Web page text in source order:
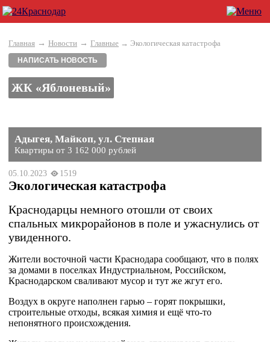
Главная → Новости → Главные → Экологическая катастрофа
НАПИСАТЬ НОВОСТЬ
ЖК «Яблоневый»
Адыгея, Майкоп, ул. Степная
Квартиры от 3 162 000 рублей
05.10.2023 1519
Экологическая катастрофа
Краснодарцы немного отошли от своих
спальных микрорайонов в поле и ужаснулись от
увиденного.
Жители восточной части Краснодара сообщают, что в полях
за домами в поселках Индустриальном, Российском,
Краснодарском сваливают мусор и тут же жгут его.
Воздух в округе наполнен гарью – горят покрышки,
строительные отходы, всякая химия и ещё что-то
непонятного происхождения.